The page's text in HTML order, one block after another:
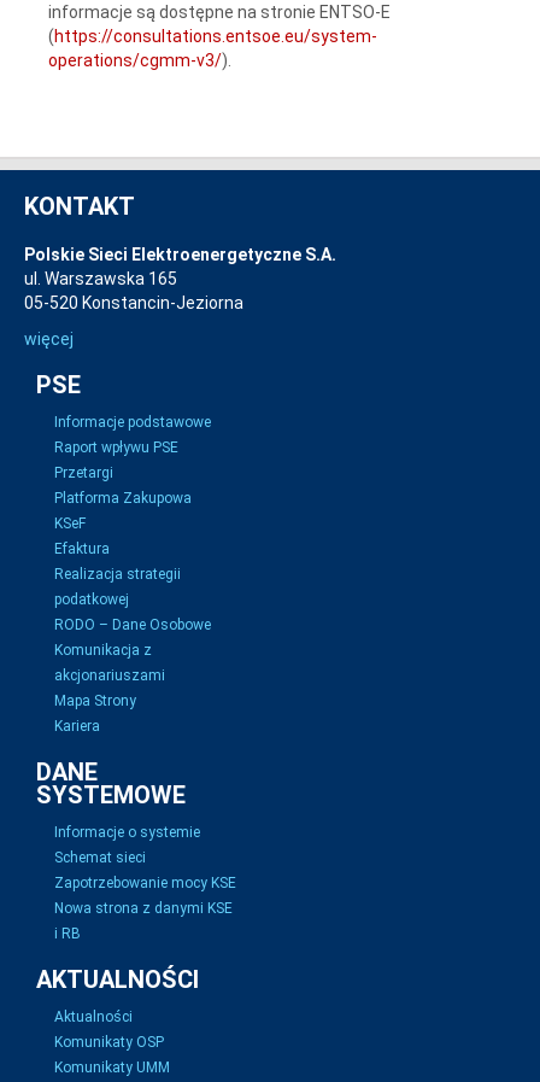
informacje są dostępne na stronie ENTSO-E
(https://consultations.entsoe.eu/system-
operations/cgmm-v3/).
KONTAKT
Polskie Sieci Elektroenergetyczne S.A.
ul. Warszawska 165
05-520 Konstancin-Jeziorna
więcej
PSE
Informacje podstawowe
Raport wpływu PSE
Przetargi
Platforma Zakupowa
KSeF
Efaktura
Realizacja strategii
podatkowej
RODO – Dane Osobowe
Komunikacja z
akcjonariuszami
Mapa Strony
Kariera
DANE
SYSTEMOWE
Informacje o systemie
Schemat sieci
Zapotrzebowanie mocy KSE
Nowa strona z danymi KSE
i RB
AKTUALNOŚCI
Aktualności
Komunikaty OSP
Komunikaty UMM